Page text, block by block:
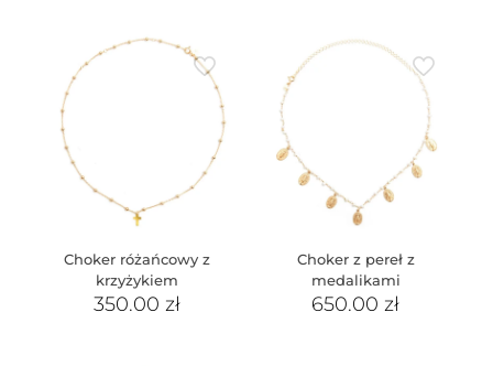
Choker różańcowy z
krzyżykiem
350.00zł
Choker z pereł z
medalikami
650.00zł